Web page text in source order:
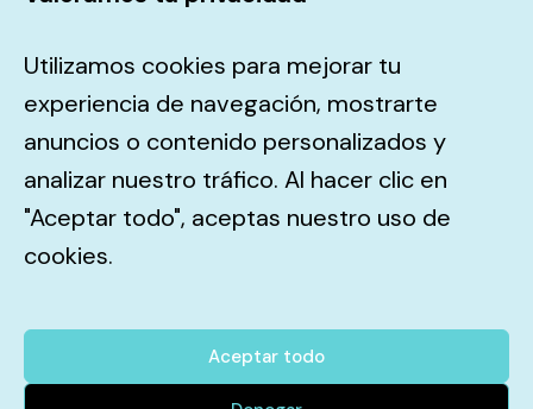
Utilizamos cookies para mejorar tu
experiencia de navegación, mostrarte
anuncios o contenido personalizados y
analizar nuestro tráfico. Al hacer clic en
"Aceptar todo", aceptas nuestro uso de
cookies.
Aceptar todo
¿Qué vendes tú?